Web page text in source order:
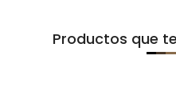
Productos que